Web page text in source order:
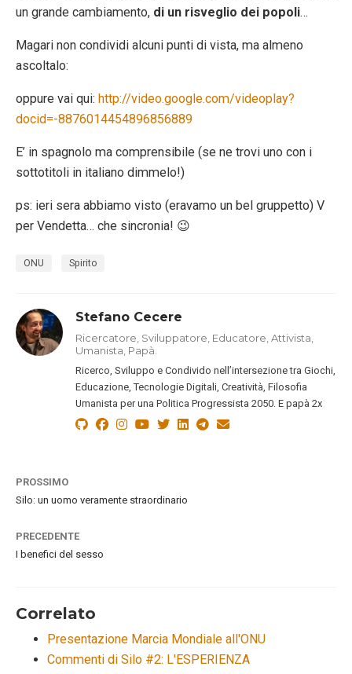
un grande cambiamento, di un risveglio dei popoli…
Magari non condividi alcuni punti di vista, ma almeno
ascoltalo:
oppure vai qui: http://video.google.com/videoplay?
docid=-8876014454896856889
E’ in spagnolo ma comprensibile (se ne trovi uno con i
sottotitoli in italiano dimmelo!)
ps: ieri sera abbiamo visto (eravamo un bel gruppetto) V
per Vendetta… che sincronia! 😉
ONU Spirito
Stefano Cecere
Ricercatore, Sviluppatore, Educatore, Attivista,
Umanista, Papà.
Ricerco, Sviluppo e Condivido nell’intersezione tra Giochi,
Educazione, Tecnologie Digitali, Creatività, Filosofia
Umanista per una Politica Progressista 2050. E papà 2x
PROSSIMO
Silo: un uomo veramente straordinario
PRECEDENTE
I benefici del sesso
Correlato
Presentazione Marcia Mondiale all'ONU
Commenti di Silo #2: L'ESPERIENZA